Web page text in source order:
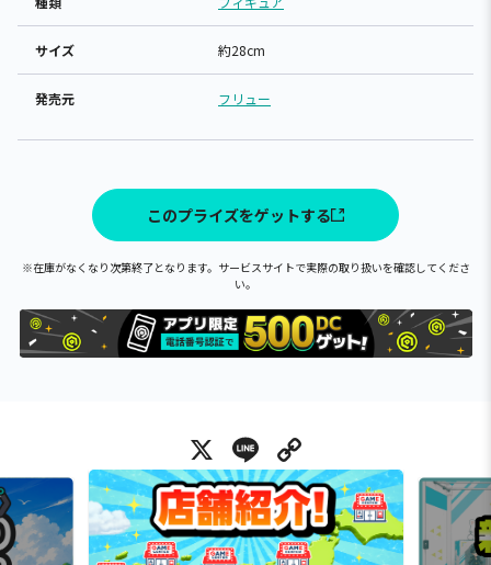
サイズ 約28cm
発売元 フリュー
このプライズをゲットする
※在庫がなくなり次第終了となります。サービスサイトで実際の取り扱いを確認してくださ
い。
X Line